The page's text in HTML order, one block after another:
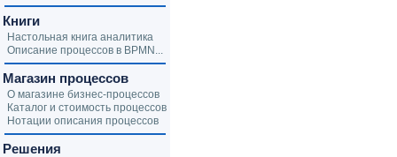
Книги
Настольная книга аналитика
Описание процессов в BPMN...
Магазин процессов
О магазине бизнес-процессов
Каталог и стоимость процессов
Нотации описания процессов
Решения